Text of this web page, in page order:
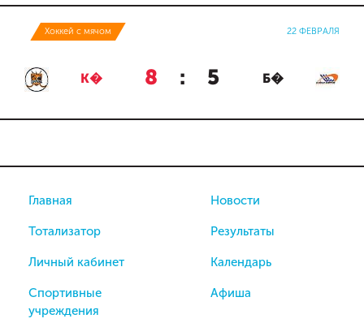
Хоккей с мячом 22 ФЕВРАЛЯ
К� 8 : 5 Б�
Главная
Тотализатор
Личный кабинет
Спортивные
учреждения
Новости
Результаты
Календарь
Афиша